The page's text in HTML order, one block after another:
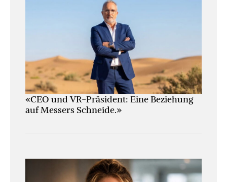
«CEO und VR-Präsident: Eine Beziehung
auf Messers Schneide.»